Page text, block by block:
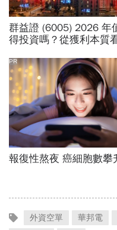
外資空單 華邦電